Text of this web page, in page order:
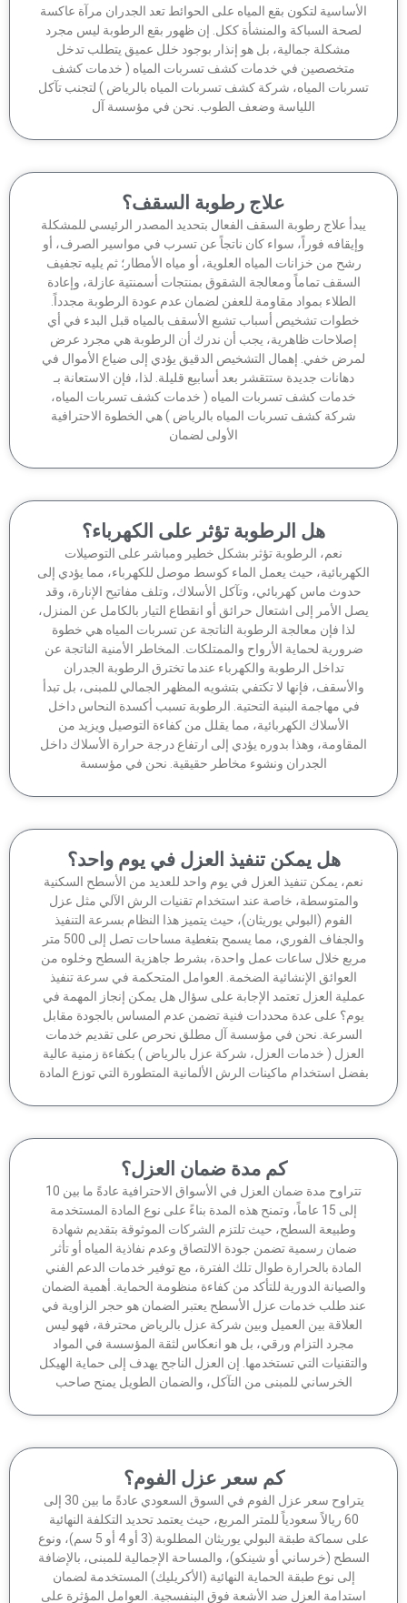
لتكون بقع المياه على الحوائط تعد الجدران مرآة عاكسة
لصحة السباكة والمنشأة ككل. إن ظهور بقع الرطوبة ليس مجرد
مشكلة جمالية، بل هو إنذار بوجود خلل عميق يتطلب تدخل
متخصصين في خدمات كشف تسربات المياه ( خدمات كشف
المياه، شركة كشف تسربات المياه بالرياض ) لتجنب تآكل
اللياسة وضعف الطوب. نحن في مؤسسة آل
علاج رطوبة السقف؟
علاج رطوبة السقف الفعال بتحديد المصدر الرئيسي للمشكلة
فوراً، سواء كان ناتجاً عن تسرب في مواسير الصرف، أو
رشح من خزانات المياه العلوية، أو مياه الأمطار؛ ثم يليه تجفيف
السقف تماماً ومعالجة الشقوق بمنتجات أسمنتية عازلة، وإعادة
الطلاء بمواد مقاومة للعفن لضمان عدم عودة الرطوبة مجدداً.
خطوات تشخيص أسباب تشبع الأسقف بالمياه قبل البدء في أي
إصلاحات ظاهرية، يجب أن ندرك أن الرطوبة هي مجرد عرض
خفي. إهمال التشخيص الدقيق يؤدي إلى ضياع الأموال في
دهانات جديدة ستتقشر بعد أسابيع قليلة. لذا، فإن الاستعانة بـ
خدمات كشف تسربات المياه ( خدمات كشف تسربات المياه،
شركة كشف تسربات المياه بالرياض ) هي الخطوة الاحترافية
الأولى لضمان
هل الرطوبة تؤثر على الكهرباء؟
نعم، الرطوبة تؤثر بشكل خطير ومباشر على التوصيلات
حيث يعمل الماء كوسط موصل للكهرباء، مما يؤدي إلى
حدوث ماس كهربائي، وتآكل الأسلاك، وتلف مفاتيح الإنارة، وقد
الأمر إلى اشتعال حرائق أو انقطاع التيار بالكامل عن المنزل،
لذا فإن معالجة الرطوبة الناتجة عن تسربات المياه هي خطوة
لحماية الأرواح والممتلكات. المخاطر الأمنية الناتجة عن
تداخل الرطوبة والكهرباء عندما تخترق الرطوبة الجدران
فإنها لا تكتفي بتشويه المظهر الجمالي للمبنى، بل تبدأ
في مهاجمة البنية التحتية. الرطوبة تسبب أكسدة النحاس داخل
الأسلاك الكهربائية، مما يقلل من كفاءة التوصيل ويزيد من
وهذا بدوره يؤدي إلى ارتفاع درجة حرارة الأسلاك داخل
الجدران ونشوء مخاطر حقيقية. نحن في مؤسسة
هل يمكن تنفيذ العزل في يوم واحد؟
يمكن تنفيذ العزل في يوم واحد للعديد من الأسطح السكنية
والمتوسطة، خاصة عند استخدام تقنيات الرش الآلي مثل عزل
الفوم (البولي يوريثان)، حيث يتميز هذا النظام بسرعة التنفيذ
والجفاف الفوري، مما يسمح بتغطية مساحات تصل إلى 500 متر
خلال ساعات عمل واحدة، بشرط جاهزية السطح وخلوه من
العوائق الإنشائية الضخمة. العوامل المتحكمة في سرعة تنفيذ
العزل تعتمد الإجابة على سؤال هل يمكن إنجاز المهمة في
على عدة محددات فنية تضمن عدم المساس بالجودة مقابل
نحن في مؤسسة آل مطلق نحرص على تقديم خدمات
( خدمات العزل، شركة عزل بالرياض ) بكفاءة زمنية عالية
استخدام ماكينات الرش الألمانية المتطورة التي توزع المادة
كم مدة ضمان العزل؟
تتراوح مدة ضمان العزل في الأسواق الاحترافية عادةً ما بين 10
إلى 15 عاماً، وتمنح هذه المدة بناءً على نوع المادة المستخدمة
وطبيعة السطح، حيث تلتزم الشركات الموثوقة بتقديم شهادة
ضمان رسمية تضمن جودة الالتصاق وعدم نفاذية المياه أو تأثر
المادة بالحرارة طوال تلك الفترة، مع توفير خدمات الدعم الفني
الدورية للتأكد من كفاءة منظومة الحماية. أهمية الضمان
طلب خدمات عزل الأسطح يعتبر الضمان هو حجر الزاوية في
بين العميل وبين شركة عزل بالرياض محترفة، فهو ليس
مجرد التزام ورقي، بل هو انعكاس لثقة المؤسسة في المواد
التي تستخدمها. إن العزل الناجح يهدف إلى حماية الهيكل
الخرساني للمبنى من التآكل، والضمان الطويل يمنح صاحب
كم سعر عزل الفوم؟
يتراوح سعر عزل الفوم في السوق السعودي عادةً ما بين 30 إلى
60 ريالاً سعودياً للمتر المربع، حيث يعتمد تحديد التكلفة النهائية
على سماكة طبقة البولي يوريثان المطلوبة (3 أو 4 أو 5 سم)، ونوع
(خرساني أو شينكو)، والمساحة الإجمالية للمبنى، بالإضافة
إلى نوع طبقة الحماية النهائية (الأكريليك) المستخدمة لضمان
العزل ضد الأشعة فوق البنفسجية. العوامل المؤثرة على